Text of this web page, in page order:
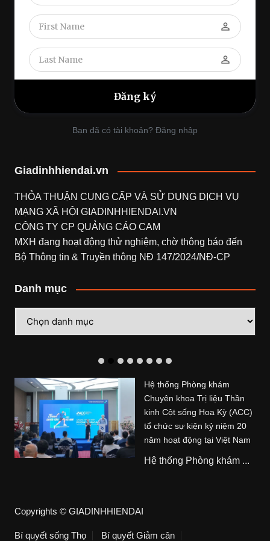
perm_identity
perm_identity
Bạn đã có tài khoản? Đăng nhập
Giadinhhiendai.vn
THỎA THUẬN CUNG CẤP VÀ SỬ DỤNG DỊCH VỤ
MẠNG XÃ HỘI GIADINHHIENDAI.VN
CÔNG TY CP QUẢNG CÁO CAM
MXH đang hoạt động thử nghiệm, chờ thông báo đến
Bộ Thông tin & Truyền thông NĐ 147/2024/NĐ-CP
Danh mục
mục
Hệ thống Phòng khám
Chuyên khoa Trị liệu Thần
kinh Cột sống Hoa Kỳ (ACC)
tổ chức sự kiện kỷ niệm 20
năm hoạt động tại Việt Nam
Hệ thống Phòng khám ...
Copyrights © GIADINHHIENDAI
Bí quyết sống Thọ Bí quyết Giảm cân